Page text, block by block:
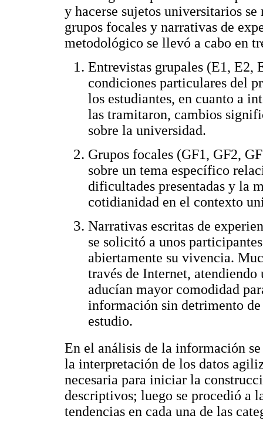
y hacerse sujetos universitarios
grupos focales y narrativas de
metodológico se llevó a cabo en
Entrevistas grupales (E1,
condiciones particulares del
los estudiantes, en cuanto a
las tramitaron, cambios
sobre la universidad.
Grupos focales (GF1, GF2,
sobre un tema específico
dificultades presentadas y la
cotidianidad en el contexto
Narrativas escritas de
se solicitó a unos
abiertamente su vivencia.
través de Internet,
aducían mayor comodidad
información sin detrimento
estudio.
En el análisis de la información
la interpretación de los datos
necesaria para iniciar la
descriptivos; luego se procedió a
tendencias en cada una de las